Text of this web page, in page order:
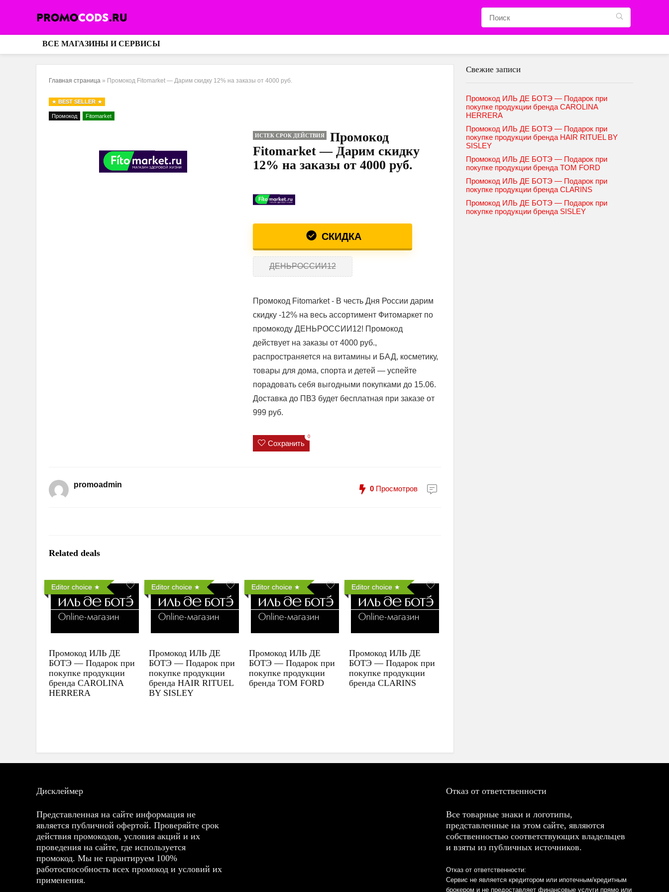
ВСЕ МАГАЗИНЫ И СЕРВИСЫ
Главная страница » Промокод Fitomarket — Дарим скидку 12% на заказы от 4000 руб.
BEST SELLER
Промокод Fitomarket
ИСТЕК СРОК ДЕЙСТВИЯ
Промокод
Fitomarket — Дарим скидку
12% на заказы от 4000 руб.
СКИДКА
ДЕНЬРОССИИ12
Промокод Fitomarket - В честь Дня России дарим
скидку -12% на весь ассортимент Фитомаркет по
промокоду ДЕНЬРОССИИ12! Промокод
действует на заказы от 4000 руб.,
распространяется на витамины и БАД, косметику,
товары для дома, спорта и детей — успейте
порадовать себя выгодными покупками до 15.06.
Доставка до ПВЗ будет бесплатная при заказе от
999 руб.
Сохранить
0
promoadmin 0 Просмотров
Related deals
Editor choice
Промокод ИЛЬ ДЕ
БОТЭ — Подарок при
покупке продукции
бренда CAROLINA
HERRERA
Editor choice
Промокод ИЛЬ ДЕ
БОТЭ — Подарок при
покупке продукции
бренда HAIR RITUEL
BY SISLEY
Editor choice
Промокод ИЛЬ ДЕ
БОТЭ — Подарок при
покупке продукции
бренда TOM FORD
Editor choice
Промокод ИЛЬ ДЕ
БОТЭ — Подарок при
покупке продукции
бренда CLARINS
Свежие записи
Промокод ИЛЬ ДЕ БОТЭ — Подарок при
покупке продукции бренда CAROLINA
HERRERA
Промокод ИЛЬ ДЕ БОТЭ — Подарок при
покупке продукции бренда HAIR RITUEL BY
SISLEY
Промокод ИЛЬ ДЕ БОТЭ — Подарок при
покупке продукции бренда TOM FORD
Промокод ИЛЬ ДЕ БОТЭ — Подарок при
покупке продукции бренда CLARINS
Промокод ИЛЬ ДЕ БОТЭ — Подарок при
покупке продукции бренда SISLEY
Дисклеймер
Представленная на сайте информация не
является публичной офертой. Проверяйте срок
действия промокодов, условия акций и их
проведения на сайте, где используется
промокод. Мы не гарантируем 100%
работоспособность всех промокод и условий их
применения.
Отказ от ответственности
Все товарные знаки и логотипы,
представленные на этом сайте, являются
собственностью соответствующих владельцев
и взяты из публичных источников.
Отказ от ответственности:
Сервис не является кредитором или ипотечным/кредитным
брокером и не предоставляет финансовые услуги прямо или